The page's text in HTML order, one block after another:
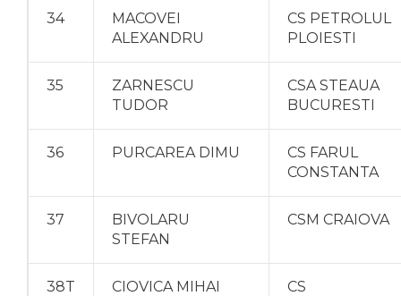
34
MACOVEI
ALEXANDRU
CS PETROLUL
PLOIESTI
35
ZARNESCU
TUDOR
CSA STEAUA
BUCURESTI
36 PURCAREA DIMU
CS FARUL
CONSTANTA
37
BIVOLARU
STEFAN
CSM CRAIOVA
38T CIOVICA MIHAI
CS